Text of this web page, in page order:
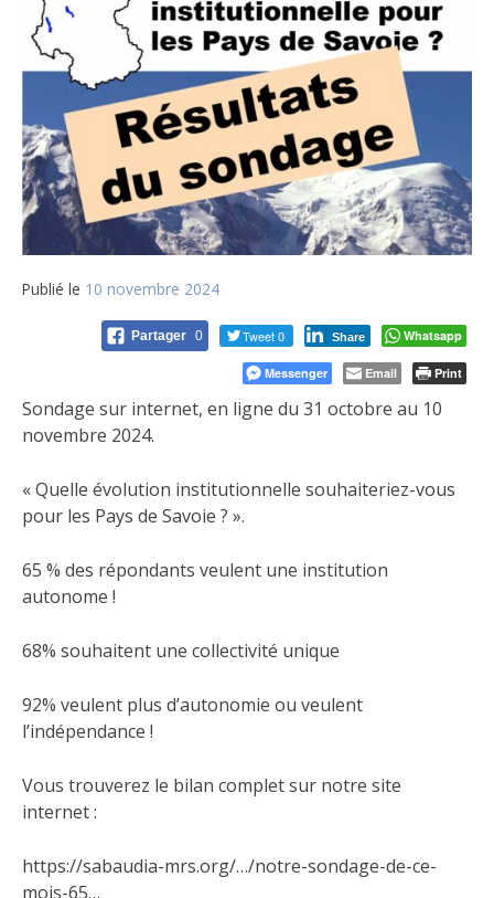
Publié le 10 novembre 2024
Partager 0 Tweet 0 Share Whatsapp
Messenger Email Print
Sondage sur internet, en ligne du 31 octobre au 10
novembre 2024.
« Quelle évolution institutionnelle souhaiteriez-vous
pour les Pays de Savoie ? ».
65 % des répondants veulent une institution
autonome !
68% souhaitent une collectivité unique
92% veulent plus d’autonomie ou veulent
l’indépendance !
Vous trouverez le bilan complet sur notre site
internet :
https://sabaudia-mrs.org/…/notre-sondage-de-ce-
mois-65…